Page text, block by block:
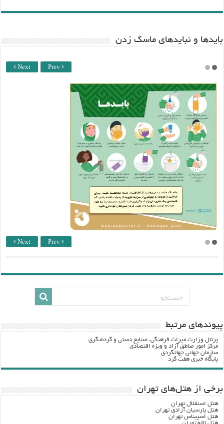
باید‌ها و نبایدهای ماسک زدن
Next Prev
Next Prev
پيوندهاي مرتبط
پرتال وزارت ميراث فرهنگي، صنایع دستی و گردشگري
مرکز امور مناطق آزاد و ویژه اقتصادی
سازمان جهانی جهانگردی
پایگاه خبری هفت گرد
برخی از هتل‌های تهران
هتل استقلال تهران
هتل پارسیان آزادی تهران
هتل اسپیناس تهران